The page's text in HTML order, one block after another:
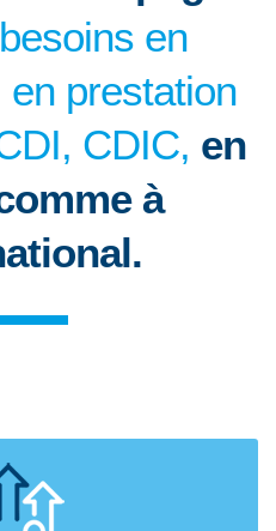
en
prestation
CDIC, en
à